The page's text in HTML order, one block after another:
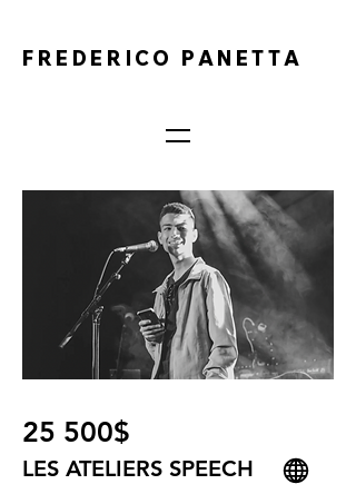
FREDERICO PANETTA
25 500$
LES ATELIERS SPEECH